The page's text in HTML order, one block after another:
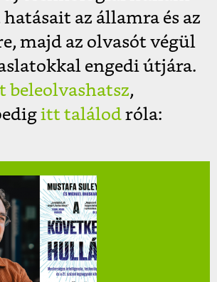
az államra és az
majd az olvasót végül
engedi útjára.
beleolvashatsz,
itt találod róla: